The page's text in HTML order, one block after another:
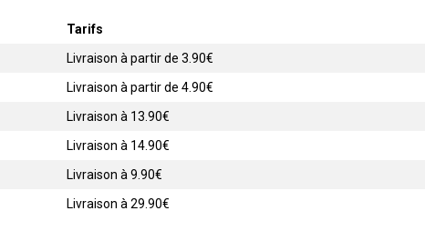
Tarifs
Livraison à partir de 3.90€
Livraison à partir de 4.90€
Livraison à 13.90€
Livraison à 14.90€
Livraison à 9.90€
Livraison à 29.90€